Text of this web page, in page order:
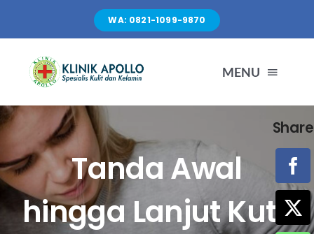
content
WA: 0821-1099-9870
MENU
TENTANG KAMI
LAYANAN
FASILITAS
Tanda Awal
hingga Lanjut Kutil
Share